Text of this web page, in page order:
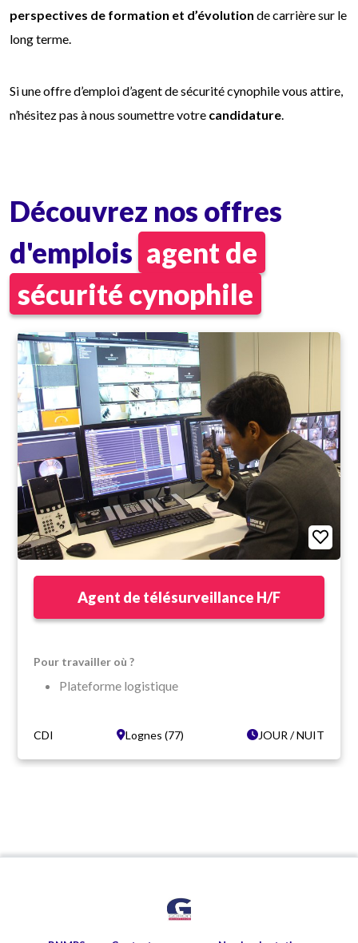
perspectives de formation et d’évolution de carrière sur le
long terme.
Si une offre d’emploi d’agent de sécurité cynophile vous attire,
n’hésitez pas à nous soumettre votre candidature.
Découvrez nos offres
d'emplois agent de
sécurité cynophile
Agent de télésurveillance H/F
Pour travailler où ?
Plateforme logistique
Pour se rendre sur le site il est préférable d'être
véhiculé
Week-end et Jour Férié
Une évolution rapide vers un poste de
superviseur AM 160 est possible selon profil
CDI Lognes (77) JOUR / NUIT